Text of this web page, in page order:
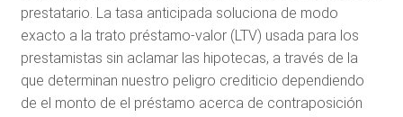
prestatario. La tasa anticipada soluciona de modo
exacto a la trato préstamo-valor (LTV) usada para los
prestamistas sin aclamar las hipotecas, a través de la
que determinan nuestro peligro crediticio dependiendo
de el monto de el préstamo acerca de contraposición